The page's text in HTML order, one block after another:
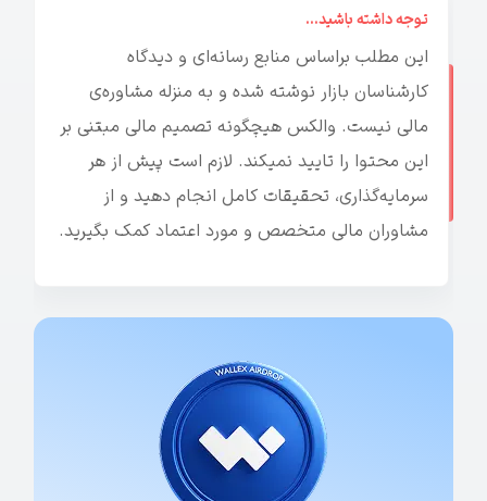
توجه داشته باشید...
این مطلب براساس منابع رسانه‌ای و دیدگاه
کارشناسان بازار نوشته شده و به منزله مشاوره‌ی
مالی نیست. والکس هیچگونه تصمیم مالی مبتنی بر
این محتوا را تایید نمیکند. لازم است پیش از هر
سرمایه‌گذاری، تحقیقات کامل انجام دهید و از
مشاوران مالی متخصص و مورد اعتماد کمک بگیرید.